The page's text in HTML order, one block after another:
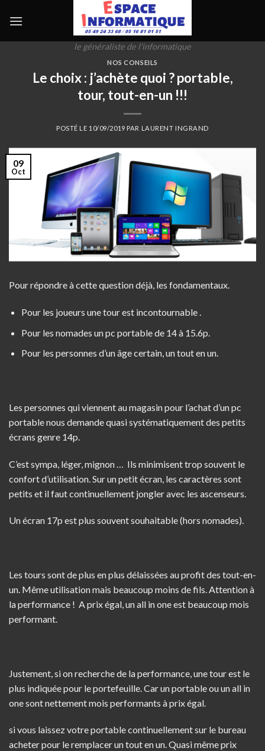
le généraliste de l'informatique
NOS CONSEILS
Le choix : j’achète quoi ? portable,
tour, tout-en-un !!!
POSTÉ LE 10/09/2019 PAR LAURENT INGRAND
09
Oct
Pour répondre à cette question déjà, les fondamentaux.
Pour les joueurs une tour est incontournable .
Pour les nomades un pc portable de 14 à 15.6p.
Pour les personnes d’un âge certain, un tout en un.
Les personnes qui viennent au magasin pour l’achat d’un pc
portable nous demande quasi systématiquement des petits
écrans genre 14p.
C’est sympa, léger, mignon … Ils minimisent trop souvent le
confort d’utilisation. Sur un petit écran, les caractères sont
petits et il faut continuellement jongler avec les ascenseurs.
Un écran 17p est plus souvent souhaitable (hors nomades).
Les tours sont de plus en plus délaissées au profit des tout-en-
un. Même utilisation mais beaucoup moins de fils. Attention à
la performance ! A prix égal, un all in one est beaucoup mois
performant.
Justement, si on recherche de la performance, une tour est le
plus indiquée pour le portefeuille. Car un portable ou un all in
one sont nettement mois performants à prix égal.
si vous laissez votre portable continuellement sur le bureau
acheter pour le remplacer un tout en un. Quasi même prix